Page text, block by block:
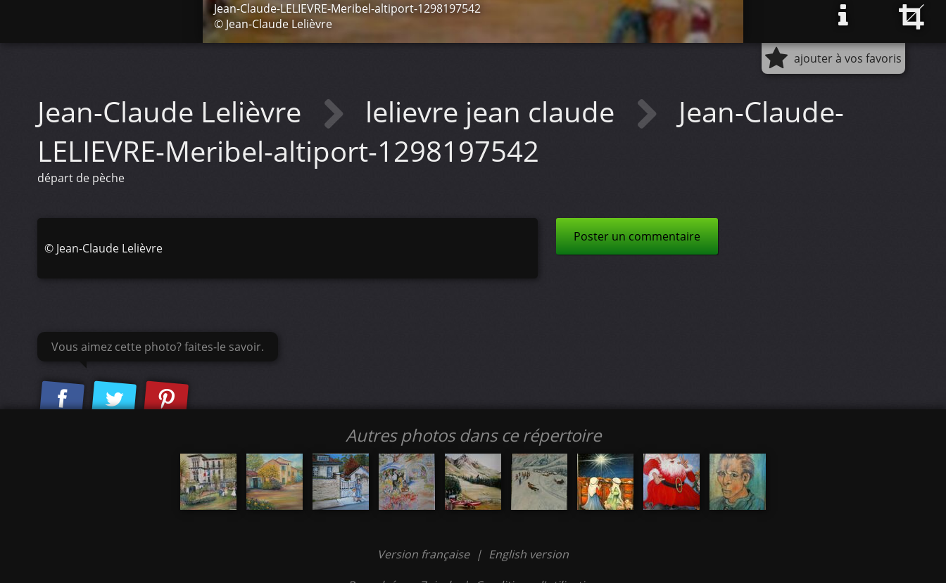
Jean-Claude-LELIEVRE-Meribel-altiport-1298197542
© Jean-Claude Lelièvre
ajouter à vos favoris
Jean-Claude Lelièvre lelievre jean claude
Jean-Claude-
LELIEVRE-Meribel-altiport-1298197542
départ de pèche
© Jean-Claude Lelièvre
Poster un commentaire
Vous aimez cette photo? faites-le savoir.
Autres photos dans ce répertoire
Version française | English version